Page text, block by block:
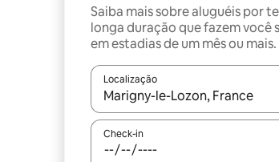
Saiba mais sobre aluguéis por
longa duração que fazem você
em estadias de um mês ou mais.
Localização
Quando os resultados estiverem
Check-in